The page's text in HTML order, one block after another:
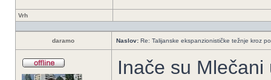
Vrh
daramo Naslov: Re: Talijanske ekspanzionističke težnje kroz
Inače su